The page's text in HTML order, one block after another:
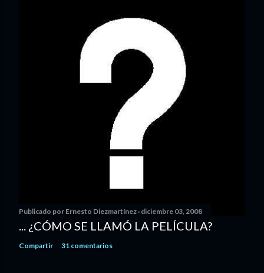
Publicado por Ernesto Diezmartínez diciembre 03, 2008
... ¿CÓMO SE LLAMÓ LA PELÍCULA?
Compartir 31 comentarios